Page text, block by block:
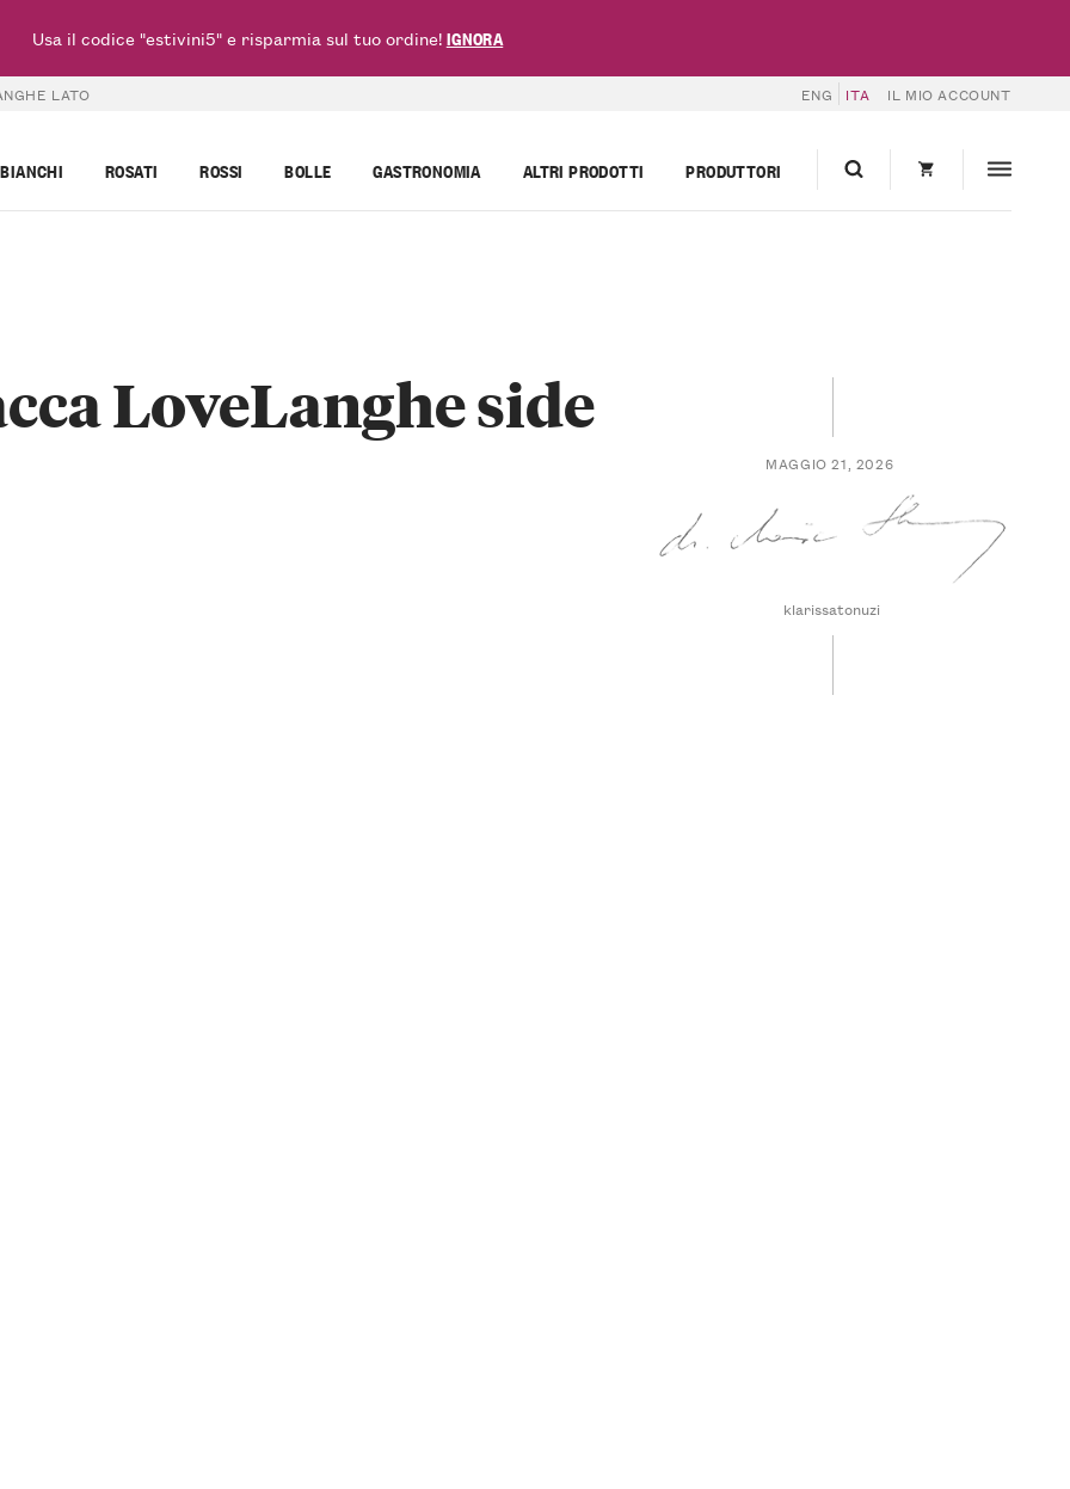
LATO ENG ITA IL MIO ACCOUNT
BIANCHI ROSATI ROSSI BOLLE GASTRONOMIA ALTRI PRODOTTI PRODUTTORI
LoveLanghe side
MAGGIO 21, 2026
klarissatonuzi
Usa il codice "estivini5" e risparmia sul tuo ordine!IGNORA